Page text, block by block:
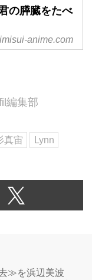
の膵臓をたべ
の膵臓をたべた
anime.com
編集部
真宙
Lynn
≫を浜辺美波